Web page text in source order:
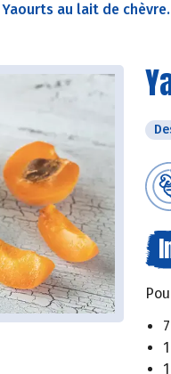
Yaourts au lait de